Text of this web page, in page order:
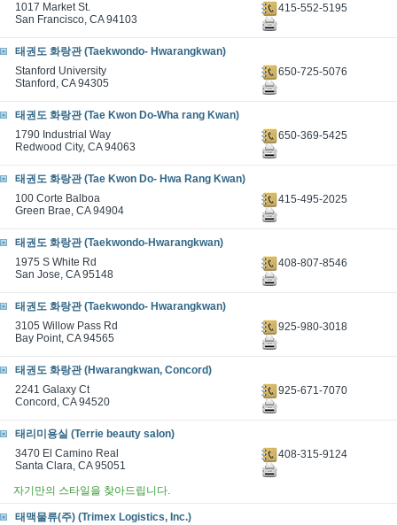
1017 Market St.
San Francisco, CA 94103
415-552-5195
태권도 화랑관 (Taekwondo- Hwarangkwan)
Stanford University
Stanford, CA 94305
650-725-5076
태권도 화랑관 (Tae Kwon Do-Wha rang Kwan)
1790 Industrial Way
Redwood City, CA 94063
650-369-5425
태권도 화랑관 (Tae Kwon Do- Hwa Rang Kwan)
100 Corte Balboa
Green Brae, CA 94904
415-495-2025
태권도 화랑관 (Taekwondo-Hwarangkwan)
1975 S White Rd
San Jose, CA 95148
408-807-8546
태권도 화랑관 (Taekwondo- Hwarangkwan)
3105 Willow Pass Rd
Bay Point, CA 94565
925-980-3018
태권도 화랑관 (Hwarangkwan, Concord)
2241 Galaxy Ct
Concord, CA 94520
925-671-7070
태리미용실 (Terrie beauty salon)
3470 El Camino Real
Santa Clara, CA 95051
408-315-9124
자기만의 스타일을 찾아드립니다.
태맥물류(주) (Trimex Logistics, Inc.)